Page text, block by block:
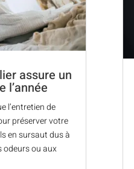
assure un
l’année
l’entretien de
préserver votre
en sursaut dus à
odeurs ou aux